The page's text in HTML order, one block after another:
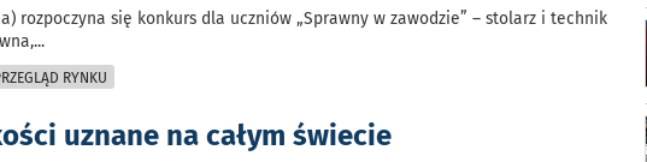
rozpoczyna się konkurs dla uczniów „Sprawny w zawodzie” – stolarz i technik
...
RYNKU
uznane na całym świecie